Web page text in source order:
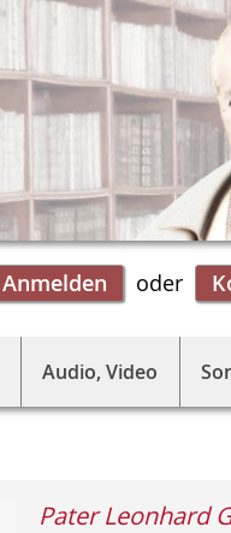
Anmelden
Audio, Video
Pater Leonhard